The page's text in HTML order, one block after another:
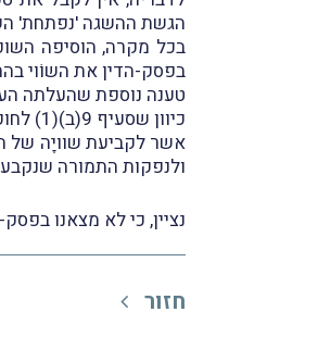
הגשת ההשגה 'נפתחת'
בכל מקרה, הוסיפה
בפסק-הדין את השוֹוי
טענה נוספת שהעלתה
כיוון שסעיף 9(ב)(1) לחוק מיסוי מקרקעין מתייחס לזכויות שבבעלות איגוד המקרקעין ולא לזכויות שבחכירת האיגוד, כמו בענייננו.
ולנפקות התמורה שנקבעה
נציין, כי לא מצאנו
חזור